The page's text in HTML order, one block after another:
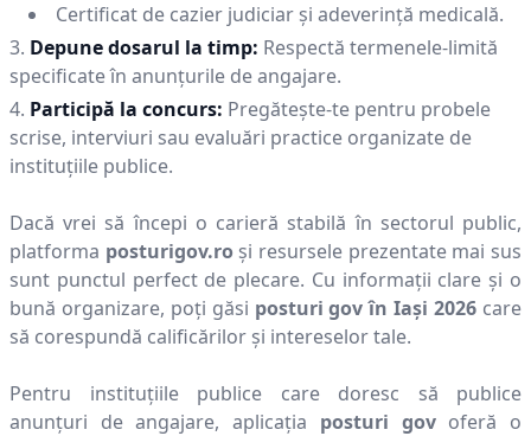
Certificat de cazier judiciar și adeverință medicală.
Depune dosarul la timp: Respectă termenele-limită
specificate în anunțurile de angajare.
Participă la concurs: Pregătește-te pentru probele
scrise, interviuri sau evaluări practice organizate de
instituțiile publice.
Dacă vrei să începi o carieră stabilă în sectorul public,
platforma posturigov.roși resursele prezentate mai sus
sunt punctul perfect de plecare. Cu informații clare și o
bună organizare, poți găsi posturi gov înIaşi 2026 care
să corespundă calificărilor și intereselor tale.
Pentru instituțiile publice care doresc să publice
anunțuri de angajare, aplicația posturi govoferă o